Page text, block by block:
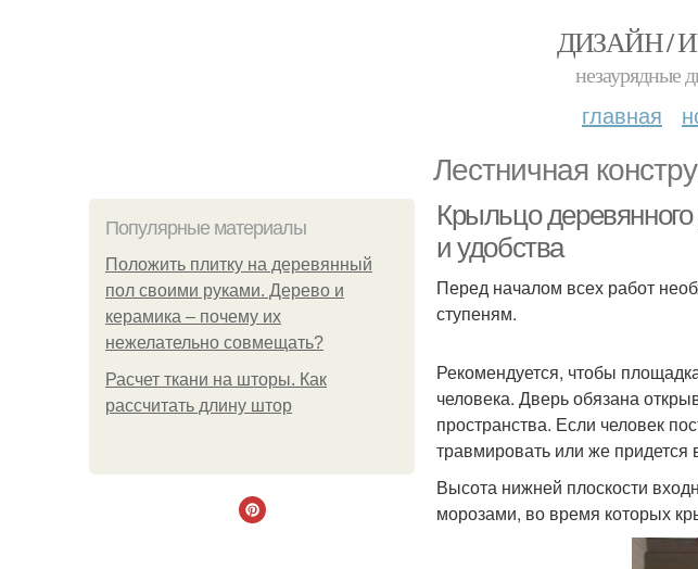
ДИЗАЙН /
незаурядные
главная
Лестничная
Популярные материалы
Положить плитку на деревянный
пол своими руками. Дерево и
керамика – почему их
нежелательно совмещать?
Расчет ткани на шторы. Как
рассчитать длину штор
Крыльцо
и удобства
Перед началом всех работ
ступеням.
Рекомендуется, чтобы
человека. Дверь обязана
пространства. Если человек
травмировать или же придется
Высота нижней плоскости
морозами, во время которых